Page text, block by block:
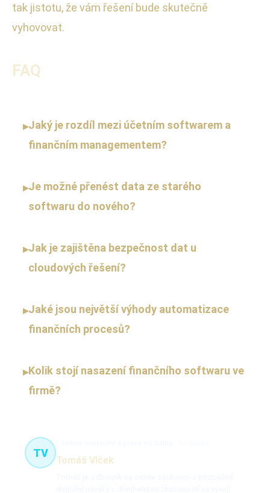
tak jistotu, že vám řešení bude skutečně
vyhovovat.
FAQ
▸Jaký je rozdíl mezi účetním softwarem a
finančním managementem?
▸Je možné přenést data ze starého
softwaru do nového?
▸Jak je zajištěna bezpečnost dat u
cloudových řešení?
▸Jaké jsou největší výhody automatizace
finančních procesů?
▸Kolik stojí nasazení finančního softwaru ve
firmě?
TV
Tomáš Vlček